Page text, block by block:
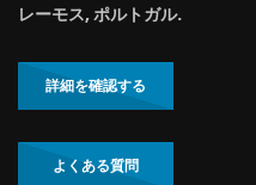
レーモス, ポルトガル.
詳細を確認する
よくある質問